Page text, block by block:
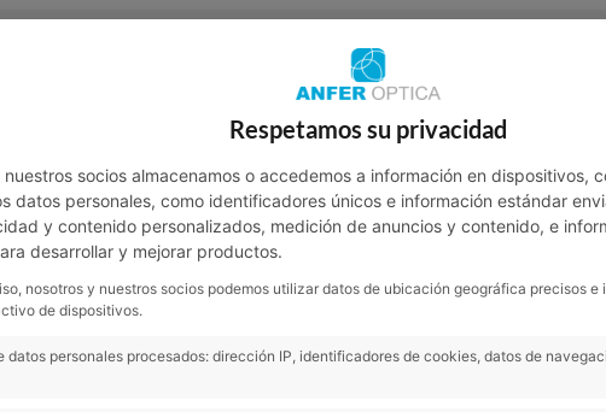
Respetamos su privacidad
socios almacenamos o accedemos a información en dispositivos,
datos personales, como identificadores únicos e información estándar
y contenido personalizados, medición de anuncios y contenido, e
desarrollar y mejorar productos.
nosotros y nuestros socios podemos utilizar datos de ubicación geográfica precisos
de dispositivos.
datos personales procesados: dirección IP, identificadores de cookies, datos de